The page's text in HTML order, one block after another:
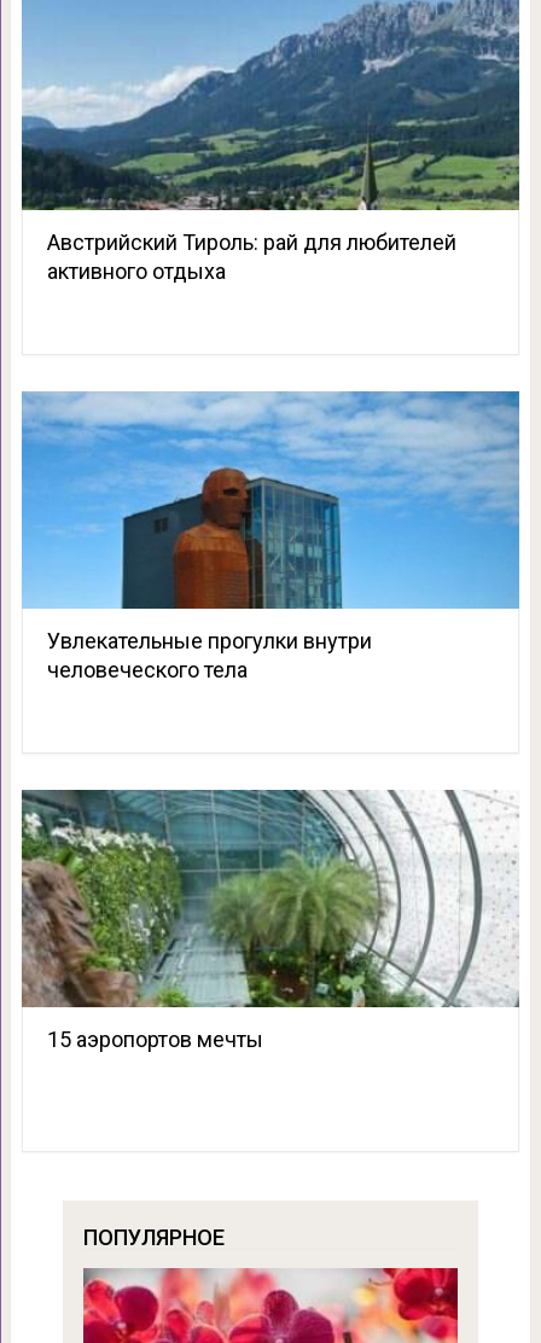
Австрийский Тироль: рай для любителей
активного отдыха
Увлекательные прогулки внутри
человеческого тела
15 аэропортов мечты
ПОПУЛЯРНОЕ